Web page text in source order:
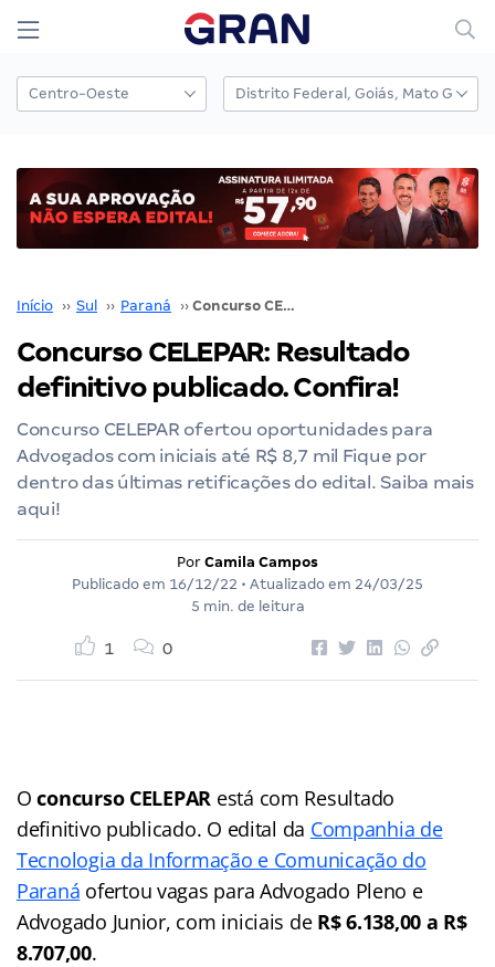
Início ›› Sul ›› Paraná ›› Concurso CELEPAR: Resultado definitivo publicado. Confira!
Concurso CELEPAR: Resultado
definitivo publicado. Confira!
Concurso CELEPAR ofertou oportunidades para
Advogados com iniciais até R$ 8,7 mil Fique por
dentro das últimas retificações do edital. Saiba mais
aqui!
Por Camila Campos
Publicado em 16/12/22 • Atualizado em 24/03/25
5 min. de leitura
1 0
Oconcurso CELEPAR está com Resultado
definitivo publicado. O edital da Companhia de
Tecnologia da Informação e Comunicação do
Paraná ofertou vagas para Advogado Pleno e
Advogado Junior, com iniciais de R$ 6.138,00 a R$
8.707,00.